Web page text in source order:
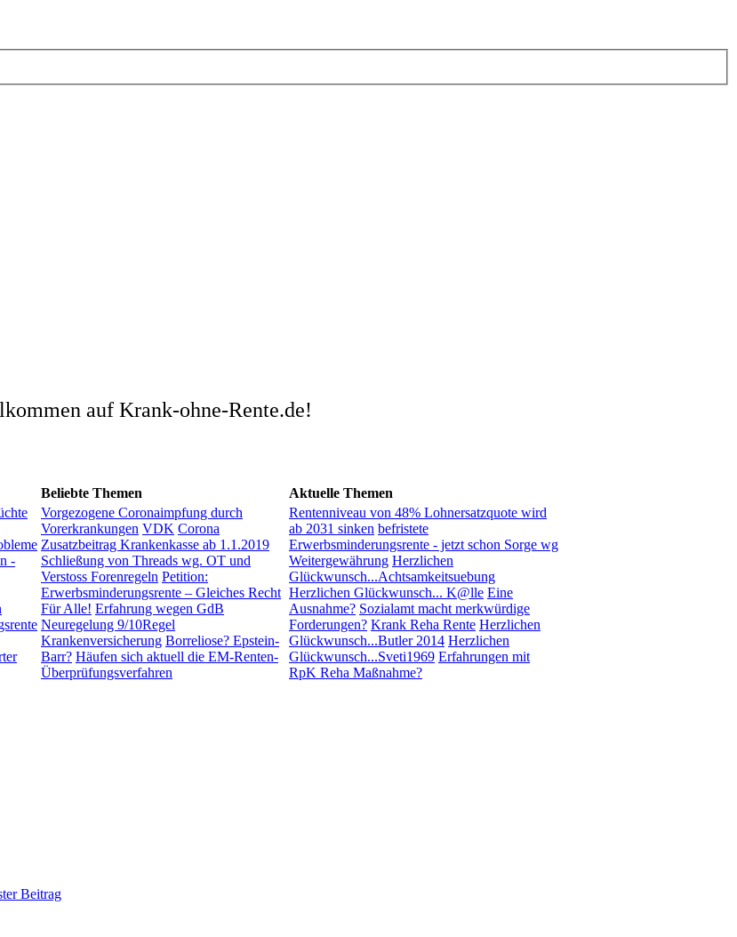
auf Krank-ohne-Rente.de!
Beliebte Themen
Aktuelle Themen
-
Vorgezogene Coronaimpfung durch
Vorerkrankungen VDK Corona
Zusatzbeitrag Krankenkasse ab 1.1.2019
Schließung von Threads wg. OT und
Verstoss Forenregeln Petition:
Erwerbsminderungsrente – Gleiches Recht
Für Alle! Erfahrung wegen GdB
Neuregelung 9/10Regel
Krankenversicherung Borreliose? Epstein-
Barr? Häufen sich aktuell die EM-Renten-
Überprüfungsverfahren
Rentenniveau von 48% Lohnersatzquote wird
ab 2031 sinken befristete
Erwerbsminderungsrente - jetzt schon Sorge wg
Weitergewährung Herzlichen
Glückwunsch...Achtsamkeitsuebung
Herzlichen Glückwunsch... K@lle Eine
Ausnahme? Sozialamt macht merkwürdige
Forderungen? Krank Reha Rente Herzlichen
Glückwunsch...Butler 2014 Herzlichen
Glückwunsch...Sveti1969 Erfahrungen mit
RpK Reha Maßnahme?
Beitrag